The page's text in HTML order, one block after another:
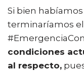
Si bien
terminaríamos
condiciones
al respecto,